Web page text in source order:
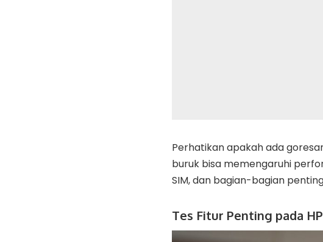
Perhatikan apakah ada
buruk bisa memengaruhi
SIM, dan bagian-bagian
Tes Fitur Penting pada HP